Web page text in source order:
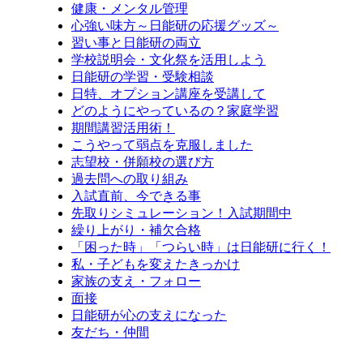
健康・メンタル管理
心強い味方～日能研の応援グッズ～
習い事と日能研の両立
学校説明会・文化祭を活用しよう
日能研の学習・受験相談
日特、オプション講座を受講して
どのようにやっているの？家庭学習
期間講習活用術！
こうやって弱点を克服しました
志望校・併願校の選び方
過去問への取り組み
入試直前、今できる事
先取りシミュレーション！入試期間中
繰り上がり・補欠合格
「困った時」「つらい時」は日能研に行く！
私・子どもを変えたきっかけ
家族の支え・フォロー
面接
日能研が心の支えになった
友だち・仲間